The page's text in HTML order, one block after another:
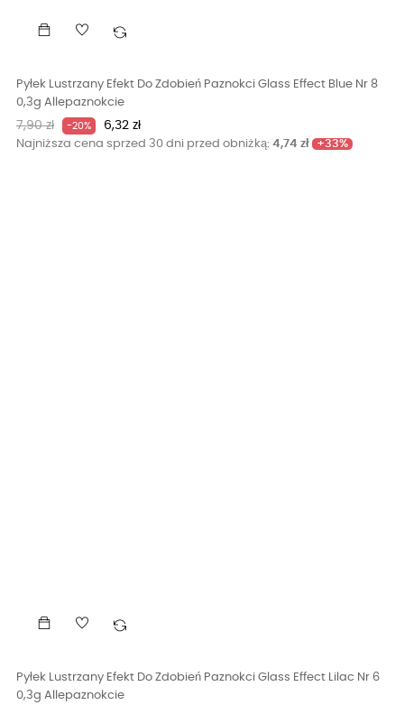
Pyłek Lustrzany Efekt Do Zdobień Paznokci Glass Effect Blue Nr 8
0,3g Allepaznokcie
Cena
podstawowa
7,90 zł -20% Cena
6,32 zł
Najniższa cena sprzed 30 dni przed obniżką: 4,74 zł +33%
Pyłek Lustrzany Efekt Do Zdobień Paznokci Glass Effect Lilac Nr 6
0,3g Allepaznokcie